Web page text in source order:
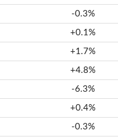
-0.3%
+0.1%
+1.7%
+4.8%
-6.3%
+0.4%
-0.3%